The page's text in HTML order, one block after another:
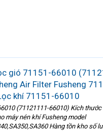
gió 71151-66010
Air Filter Fusheng
khí 71151-66010
(71121111-66010) Kích
máy nén khí Fusheng model
Hàng tồn kho số